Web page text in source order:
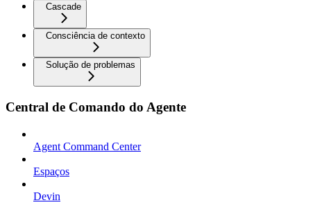
Cascade
Consciência de contexto
Solução de problemas
Central de Comando do Agente
Agent Command Center
Espaços
Devin